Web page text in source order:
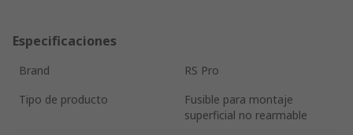
Especificaciones
Brand
RS Pro
Tipo de producto
Fusible para montaje
superficial no rearmable